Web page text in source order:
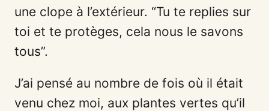
une clope à l’extérieur. “Tu te replies sur
toi et te protèges, cela nous le savons
tous”.
J’ai pensé au nombre de fois où il était
venu chez moi, aux plantes vertes qu’il